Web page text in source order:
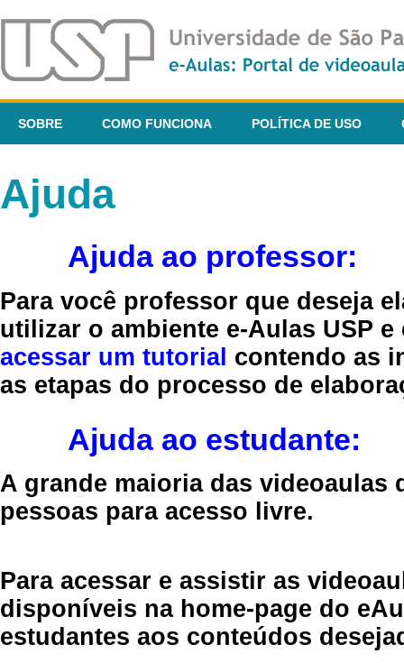
SOBRE COMO FUNCIONA POLÍTICA DE USO
Ajuda
Ajuda ao professor:
Para você professor que deseja
utilizar o ambiente e-Aulas USP
acessar um tutorial contendo as
as etapas do processo de
Ajuda ao estudante:
A grande maioria das videoaulas
pessoas para acesso livre.
Para acessar e assistir as
disponíveis na home-page do
estudantes aos conteúdos